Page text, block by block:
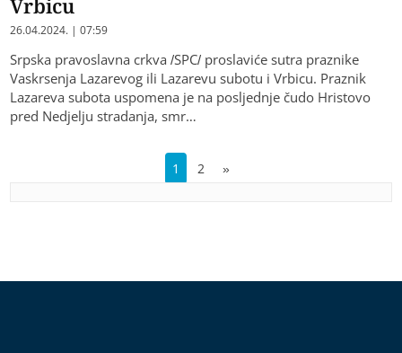
Vrbicu
26.04.2024. | 07:59
Srpska pravoslavna crkva /SPC/ proslaviće sutra praznike
Vaskrsenja Lazarevog ili Lazarevu subotu i Vrbicu. Praznik
Lazareva subota uspomena je na posljednje čudo Hristovo
pred Nedjelju stradanja, smr…
1 2 »